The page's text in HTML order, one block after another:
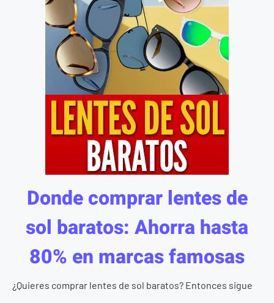
Donde comprar lentes de
sol baratos: Ahorra hasta
80% en marcas famosas
¿Quieres comprar lentes de sol baratos? Entonces sigue